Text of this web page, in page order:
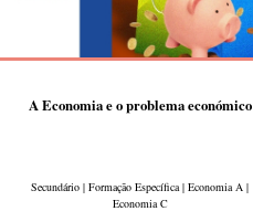
A Economia e o problema económico
Secundário | Formação Específica | Economia A |
Economia C